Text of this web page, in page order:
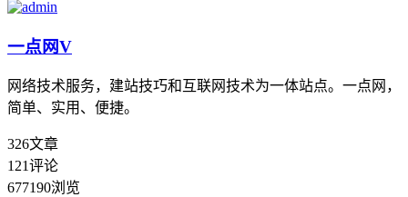
一点网V
网络技术服务，建站技巧和互联网技术为一体站点。一点网，
简单、实用、便捷。
326文章
121评论
677190浏览